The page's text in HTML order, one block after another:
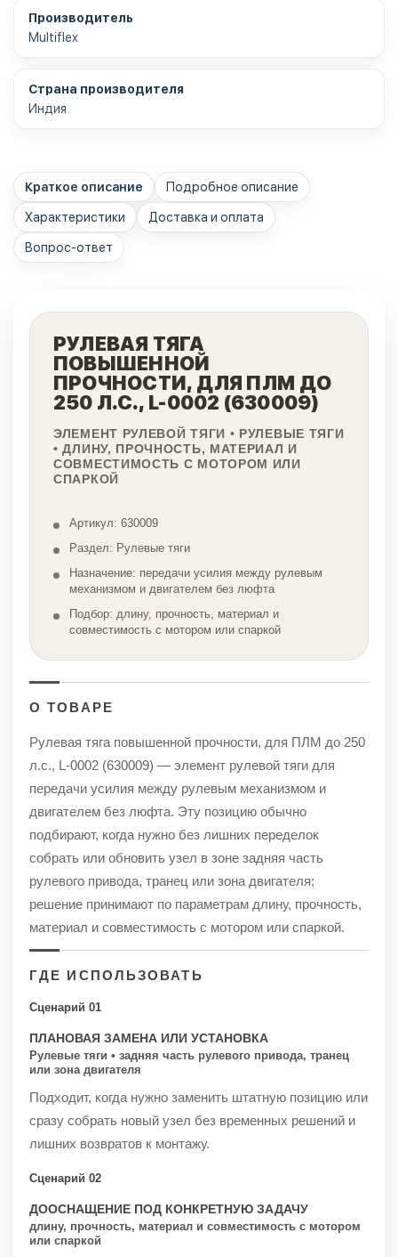
Производитель
Multiflex
Страна производителя
Индия
Краткое описание Подробное описание
Характеристики Доставка и оплата
Вопрос-ответ
РУЛЕВАЯ ТЯГА
ПОВЫШЕННОЙ
ПРОЧНОСТИ, ДЛЯ ПЛМ ДО
250 Л.С., L-0002 (630009)
ЭЛЕМЕНТ РУЛЕВОЙ ТЯГИ • РУЛЕВЫЕ ТЯГИ
• ДЛИНУ, ПРОЧНОСТЬ, МАТЕРИАЛ И
СОВМЕСТИМОСТЬ С МОТОРОМ ИЛИ
СПАРКОЙ
Артикул: 630009
Раздел: Рулевые тяги
Назначение: передачи усилия между рулевым
механизмом и двигателем без люфта
Подбор: длину, прочность, материал и
совместимость с мотором или спаркой
О ТОВАРЕ
Рулевая тяга повышенной прочности, для ПЛМ до 250
л.с., L-0002 (630009) — элемент рулевой тяги для
передачи усилия между рулевым механизмом и
двигателем без люфта. Эту позицию обычно
подбирают, когда нужно без лишних переделок
собрать или обновить узел в зоне задняя часть
рулевого привода, транец или зона двигателя;
решение принимают по параметрам длину, прочность,
материал и совместимость с мотором или спаркой.
ГДЕ ИСПОЛЬЗОВАТЬ
Сценарий 01
ПЛАНОВАЯ ЗАМЕНА ИЛИ УСТАНОВКА
Рулевые тяги • задняя часть рулевого привода, транец
или зона двигателя
Подходит, когда нужно заменить штатную позицию или
сразу собрать новый узел без временных решений и
лишних возвратов к монтажу.
Сценарий 02
ДООСНАЩЕНИЕ ПОД КОНКРЕТНУЮ ЗАДАЧУ
длину, прочность, материал и совместимость с мотором
или спаркой